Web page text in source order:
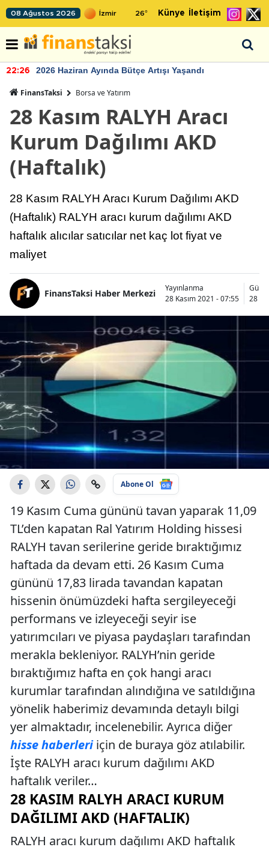
08 Ağustos 2026 26° Künye İletişim
22:26 2026 Haziran Ayında Bütçe Artışı Yaşandı
FinansTaksi Borsa ve Yatırım
28 Kasım RALYH Aracı
Kurum Dağılımı AKD
(Haftalık)
28 Kasım RALYH Aracı Kurum Dağılımı AKD
(Haftalık) RALYH aracı kurum dağılımı AKD
haftalık alıcılar satıcılar net kaç lot fiyat ve
maliyet
FinansTaksi Haber Merkezi
Yayınlanma
28 Kasım 2021 - 07:55
28
Abone Ol
19 Kasım Cuma gününü tavan yaparak 11,09
TL’den kapatan Ral Yatırım Holding hissesi
RALYH tavan serilerine geride bıraktığımız
haftada da devam etti. 26 Kasım Cuma
gününü 17,83 lirada tavandan kapatan
hissenin önümüzdeki hafta sergileyeceği
performans ve izleyeceği seyir ise
yatırımcıları ve piyasa paydaşları tarafından
merakla bekleniyor. RALYH’nin geride
bıraktığımız hafta en çok hangi aracı
kurumlar tarafından alındığına ve satıldığına
yönelik haberimiz devamında detaylı bilgi
yer almaktadır, incelenebilir. Ayrıca diğer
hisse haberleriiçin de buraya göz atılabilir.
İşte RALYH aracı kurum dağılımı AKD
haftalık veriler…
28 KASIM RALYH ARACI KURUM
DAĞILIMI AKD (HAFTALIK)
RALYH aracı kurum dağılımı AKD haftalık